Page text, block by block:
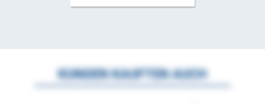
KUNDEN KAUFTEN AUCH